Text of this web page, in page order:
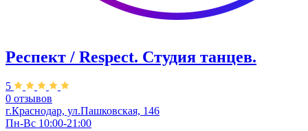
Респект / Respect. Студия танцев.
5
0 отзывов
г.Краснодар, ул.Пашковская, 146
Пн-Вс 10:00-21:00